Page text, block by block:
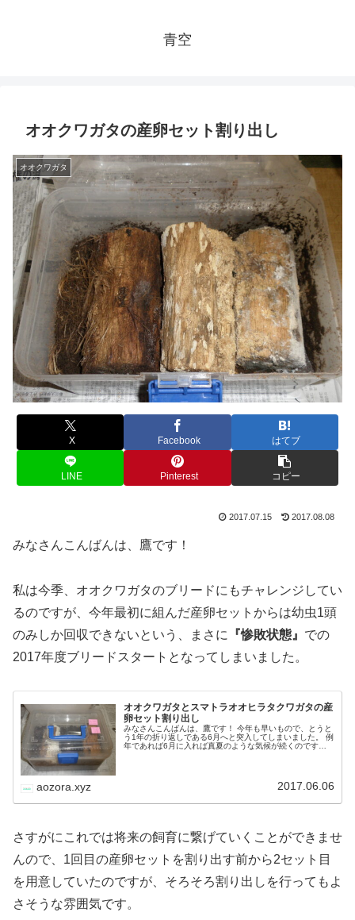
青空
オオクワガタの産卵セット割り出し
オオクワガタ
X Facebook はてブ
LINE Pinterest コピー
2017.07.15 2017.08.08
みなさんこんばんは、鷹です！
私は今季、オオクワガタのブリードにもチャレンジしてい
るのですが、今年最初に組んだ産卵セットからは幼虫1頭
のみしか回収できないという、まさに
『惨敗状態』 での
2017年度ブリードスタートとなってしまいました。
オオクワガタとスマトラオオヒラタクワガタの産
卵セット割り出し
みなさんこんばんは、鷹です！ 今年も早いもので、とうと
う1年の折り返しである6月へと突入してしまいました。 例
年であれば6月に入れば真夏のような気候が続くのです
aozora.xyz 2017.06.06
さすがにこれでは将来の飼育に繋げていくことができませ
んので、1回目の産卵セットを割り出す前から2セット目
を用意していたのですが、そろそろ割り出しを行ってもよ
さそうな雰囲気です。